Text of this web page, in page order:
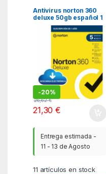
Antivirus norton 360
deluxe 50gb español 1
usuario 5 dispositivos 1
año esd electronica
drmkey gum
-20%
26,62€
21,30€
Entrega estimada -
11 - 13 de Agosto
11 artículos en stock